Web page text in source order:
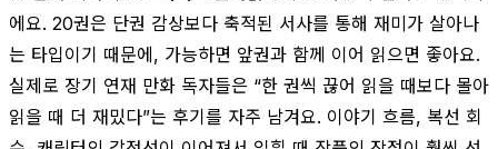
에요. 20권은 단권 감상보다 축적된 서사를 통해 재미가 살아나
는 타입이기 때문에, 가능하면 앞권과 함께 이어 읽으면 좋아요.
실제로 장기 연재 만화 독자들은 “한 권씩 끊어 읽을 때보다 몰아
읽을 때 더 재밌다”는 후기를 자주 남겨요. 이야기 흐름, 복선 회